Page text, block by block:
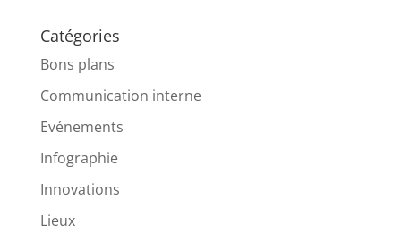
Catégories
Bons plans
Communication interne
Evénements
Infographie
Innovations
Lieux